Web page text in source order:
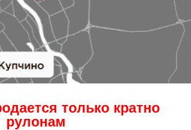
только кратно
рулонам